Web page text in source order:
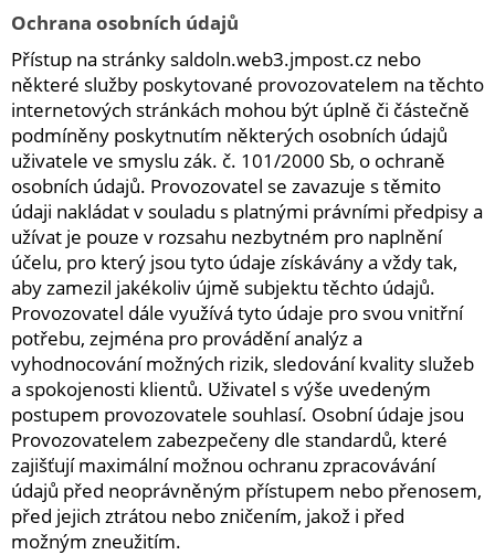
Ochrana osobních údajů
Přístup na stránky saldoln.web3.jmpost.cz nebo
některé služby poskytované provozovatelem na těchto
internetových stránkách mohou být úplně či částečně
podmíněny poskytnutím některých osobních údajů
uživatele ve smyslu zák. č. 101/2000 Sb, o ochraně
osobních údajů. Provozovatel se zavazuje s těmito
údaji nakládat v souladu s platnými právními předpisy a
užívat je pouze v rozsahu nezbytném pro naplnění
účelu, pro který jsou tyto údaje získávány a vždy tak,
aby zamezil jakékoliv újmě subjektu těchto údajů.
Provozovatel dále využívá tyto údaje pro svou vnitřní
potřebu, zejména pro provádění analýz a
vyhodnocování možných rizik, sledování kvality služeb
a spokojenosti klientů. Uživatel s výše uvedeným
postupem provozovatele souhlasí. Osobní údaje jsou
Provozovatelem zabezpečeny dle standardů, které
zajišťují maximální možnou ochranu zpracovávání
údajů před neoprávněným přístupem nebo přenosem,
před jejich ztrátou nebo zničením, jakož i před
možným zneužitím.